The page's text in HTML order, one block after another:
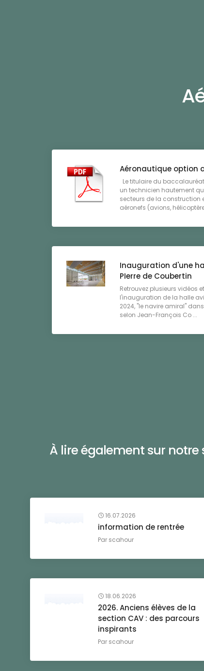
Aéronautique option
Le titulaire du
un technicien hautement
secteurs de la construction
aéronefs (avions,
Inauguration d'une
PIerre de Coubertin
Retrouvez plusieurs vidéos
l'inauguration de la halle
2024, "le navire amiral"
selon Jean-François Co ...
À lire également sur notre
16.07.2026
information de rentrée
Par scahour
18.06.2026
2026. Anciens élèves de la
section CAV : des parcours
inspirants
Par scahour